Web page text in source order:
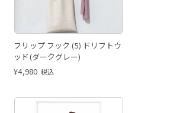
フリップ フック (5) ドリフトウ
ッド(ダークグレー)
¥4,980 税込